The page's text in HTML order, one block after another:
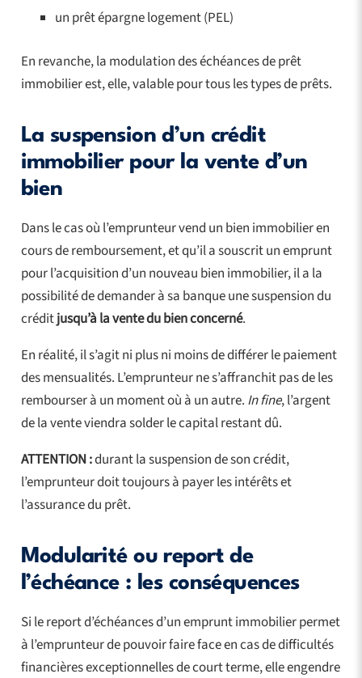
un prêt épargne logement (PEL)
En revanche, la modulation des échéances de prêt
immobilier est, elle, valable pour tous les types de prêts.
La suspension d’un crédit
immobilier pour la vente d’un
bien
Dans le cas où l’emprunteur vend un bien immobilier en
cours de remboursement, et qu’il a souscrit un emprunt
pour l’acquisition d’un nouveau bien immobilier, il a la
possibilité de demander à sa banque une suspension du
créditjusqu’à la vente du bien concerné.
En réalité, il s’agit ni plus ni moins de différer le paiement
des mensualités. L’emprunteur ne s’affranchit pas de les
rembourser à un moment où à un autre. In fine, l’argent
de la vente viendra solder le capital restant dû.
ATTENTION :durant la suspension de son crédit,
l’emprunteur doit toujours à payer les intérêts et
l’assurance du prêt.
Modularité ou report de
l’échéance : les conséquences
Si le report d’échéances d’un emprunt immobilier permet
à l’emprunteur de pouvoir faire face en cas de difficultés
financières exceptionnelles de court terme, elle engendre